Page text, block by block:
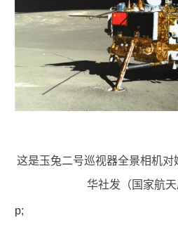
这是玉兔二号巡视器全景相机
华社发（国家航天
p;